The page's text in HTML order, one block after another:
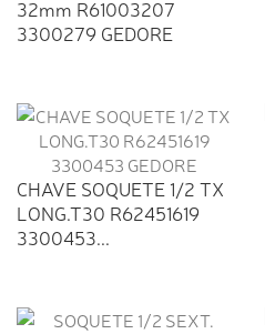
32mm R61003207
3300279 GEDORE
CHAVE SOQUETE 1/2 TX
LONG.T30 R62451619
3300453...